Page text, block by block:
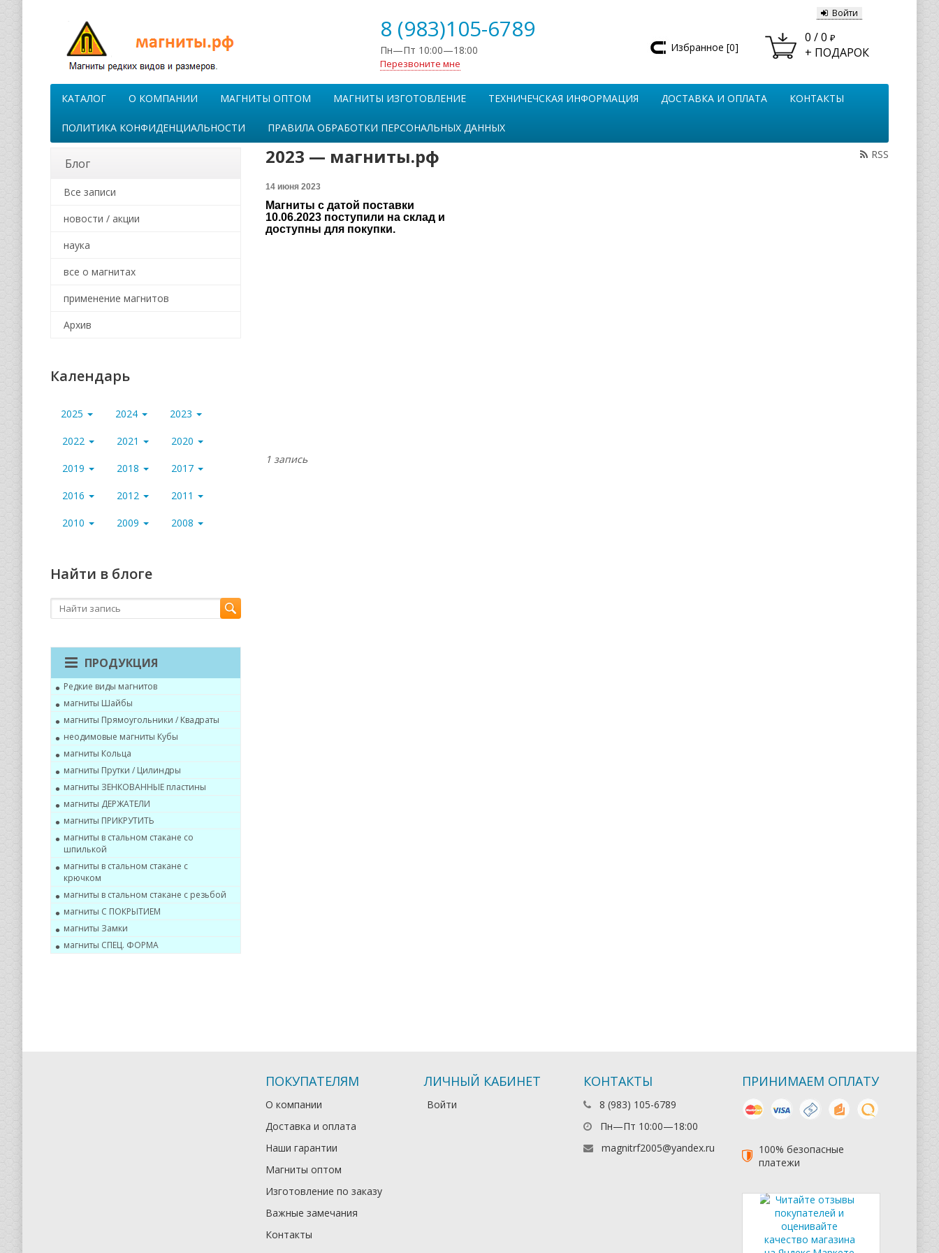
8 (983)105-6789
Пн—Пт 10:00—18:00
Перезвоните мне
Избранное [0]
Войти
0 /0 ₽
+ ПОДАРОК
КАТАЛОГ О КОМПАНИИ МАГНИТЫ ОПТОМ МАГНИТЫ ИЗГОТОВЛЕНИЕ ТЕХНИЧЕЧСКАЯ ИНФОРМАЦИЯ ДОСТАВКА И ОПЛАТА КОНТАКТЫ
ПОЛИТИКА КОНФИДЕНЦИАЛЬНОСТИ ПРАВИЛА ОБРАБОТКИ ПЕРСОНАЛЬНЫХ ДАННЫХ
Блог
Все записи
новости / акции
наука
все о магнитах
применение магнитов
Архив
Календарь
2025 2024 2023
2022 2021 2020
2019 2018 2017
2016 2012 2011
2010 2009 2008
Найти в блоге
ПРОДУКЦИЯ
Редкие виды магнитов
магниты Шайбы
магниты Прямоугольники / Квадраты
неодимовые магниты Кубы
магниты Кольца
магниты Прутки / Цилиндры
магниты ЗЕНКОВАННЫЕ пластины
магниты ДЕРЖАТЕЛИ
магниты ПРИКРУТИТЬ
магниты в стальном стакане со
шпилькой
магниты в стальном стакане с
крючком
магниты в стальном стакане с резьбой
магниты С ПОКРЫТИЕМ
магниты Замки
магниты СПЕЦ. ФОРМА
RSS
2023 — магниты.рф
14 июня 2023
Магниты с датой поставки
10.06.2023 поступили на склад и
доступны для покупки.
1 запись
ПОКУПАТЕЛЯМ
О компании
Доставка и оплата
Наши гарантии
Магниты оптом
Изготовление по заказу
Важные замечания
Контакты
ЛИЧНЫЙ КАБИНЕТ
Войти
КОНТАКТЫ
8 (983) 105-6789
Пн—Пт 10:00—18:00
magnitrf2005@yandex.ru
ПРИНИМАЕМ ОПЛАТУ
mastercard наличныеяндекс деньги
киви
100% безопасные
платежи